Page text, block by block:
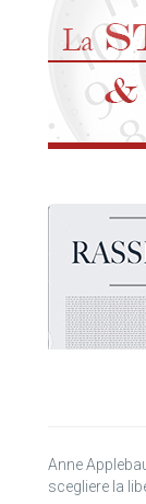
Anne
scegliere la